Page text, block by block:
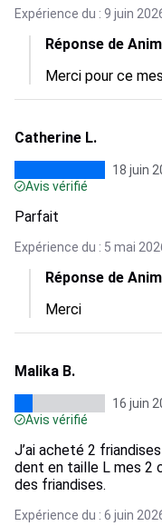
Expérience du : 9 juin
Réponse de
Merci pour ce
Catherine L.
18 juin
Avis vérifié
Parfait
Expérience du : 5 mai
Réponse de
Merci
Malika B.
16 juin
Avis vérifié
J’ai acheté 2
dent en taille L mes 2
des friandises.
Expérience du : 6 juin